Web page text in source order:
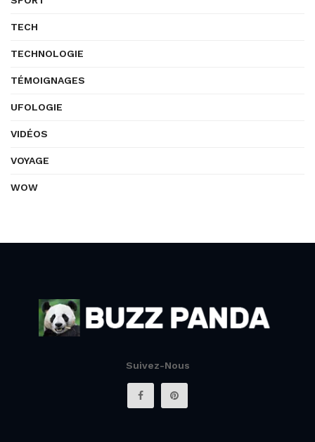
TECH
TECHNOLOGIE
TÉMOIGNAGES
UFOLOGIE
VIDÉOS
VOYAGE
WOW
Suivez-Nous